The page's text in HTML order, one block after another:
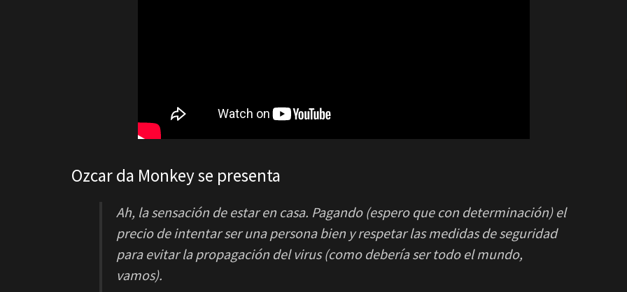
Ozcar da Monkey se presenta
Ah, la sensación de estar en casa. Pagando (espero que con determinación) el
precio de intentar ser una persona bien y respetar las medidas de seguridad
para evitar la propagación del virus (como debería ser todo el mundo,
vamos).